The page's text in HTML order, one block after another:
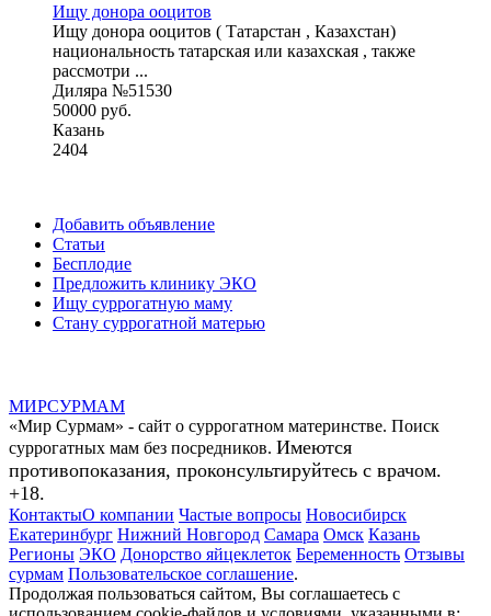
Ищу донора ооцитов
Ищу донора ооцитов ( Татарстан , Казахстан)
национальность татарская или казахская , также
рассмотри ...
Диляра №51530
50000 руб.
Казань
2404
Добавить объявление
Статьи
Бесплодие
Предложить клинику ЭКО
Ищу суррогатную маму
Стану суррогатной матерью
МИРСУРМАМ
«Мир Сурмам» - сайт о суррогатном материнстве. Поиск
суррогатных мам без посредников. Имеются
противопоказания, проконсультируйтесь с врачом.
+18.
КонтактыО компании Частые вопросы Новосибирск
Екатеринбург Нижний Новгород Самара Омск Казань
Регионы ЭКО Донорство яйцеклеток Беременность Отзывы
сурмам Пользовательское соглашение.
Продолжая пользоваться сайтом, Вы соглашаетесь с